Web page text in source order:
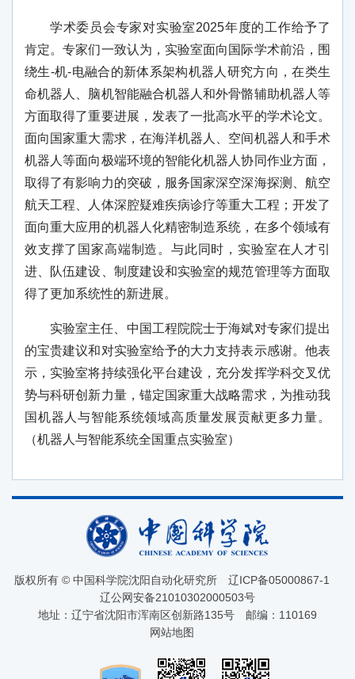
学术委员会专家对实验室2025年度的工作给予了
肯定。专家们一致认为，实验室面向国际学术前沿，围
绕生-机-电融合的新体系架构机器人研究方向，在类生
命机器人、脑机智能融合机器人和外骨骼辅助机器人等
方面取得了重要进展，发表了一批高水平的学术论文。
面向国家重大需求，在海洋机器人、空间机器人和手术
机器人等面向极端环境的智能化机器人协同作业方面，
取得了有影响力的突破，服务国家深空深海探测、航空
航天工程、人体深腔疑难疾病诊疗等重大工程；开发了
面向重大应用的机器人化精密制造系统，在多个领域有
效支撑了国家高端制造。与此同时，实验室在人才引
进、队伍建设、制度建设和实验室的规范管理等方面取
得了更加系统性的新进展。
实验室主任、中国工程院院士于海斌对专家们提出
的宝贵建议和对实验室给予的大力支持表示感谢。他表
示，实验室将持续强化平台建设，充分发挥学科交叉优
势与科研创新力量，锚定国家重大战略需求，为推动我
国机器人与智能系统领域高质量发展贡献更多力量。
（机器人与智能系统全国重点实验室）
版权所有 © 中国科学院沈阳自动化研究所 辽ICP备05000867-1
辽公网安备21010302000503号
地址：辽宁省沈阳市浑南区创新路135号 邮编：110169
网站地图